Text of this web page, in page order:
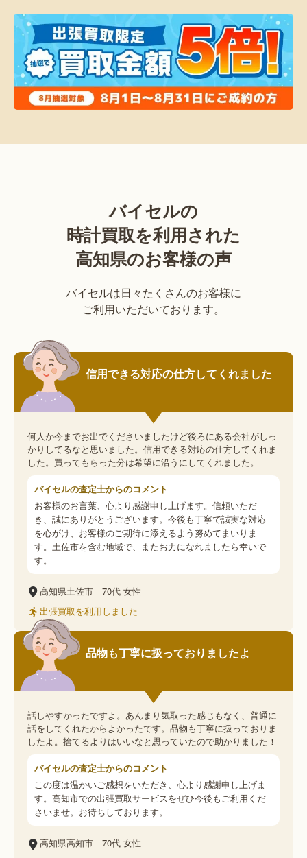
バイセルの
時計買取を利用された
高知県のお客様の声
バイセルは日々たくさんのお客様に
ご利用いただいております。
信用できる対応の仕方してくれました
何人か今までお出でくださいましたけど後ろにある会社がしっ
かりしてるなと思いました。信用できる対応の仕方してくれま
した。買ってもらった分は希望に沿うにしてくれました。
バイセルの査定士からのコメント
お客様のお言葉、心より感謝申し上げます。信頼いただ
き、誠にありがとうございます。今後も丁寧で誠実な対応
を心がけ、お客様のご期待に添えるよう努めてまいりま
す。土佐市を含む地域で、またお力になれましたら幸いで
す。
高知県土佐市 70代 女性
出張買取を利用しました
品物も丁寧に扱っておりましたよ
話しやすかったですよ。あんまり気取った感じもなく、普通に
話をしてくれたからよかったです。品物も丁寧に扱っておりま
したよ。捨てるよりはいいなと思っていたので助かりました！
バイセルの査定士からのコメント
この度は温かいご感想をいただき、心より感謝申し上げま
す。高知市での出張買取サービスをぜひ今後もご利用くだ
さいませ。お待ちしております。
高知県高知市 70代 女性